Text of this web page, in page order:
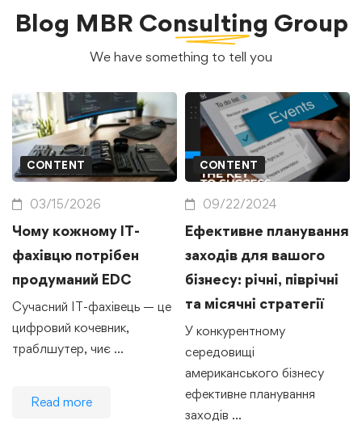
Blog MBR Consulting Group
We have something to tell you
CONTENT
03/15/2026
Чому кожному IT-
фахівцю потрібен
продуманий EDC
Сучасний IT-фахівець — це
цифровий кочевник,
траблшутер, чиє …
Read more
CONTENT
09/22/2024
Ефективне планування
заходів для вашого
бізнесу: річні, піврічні
та місячні стратегії
У конкурентному
середовищі
американського бізнесу
ефективне планування
заходів …